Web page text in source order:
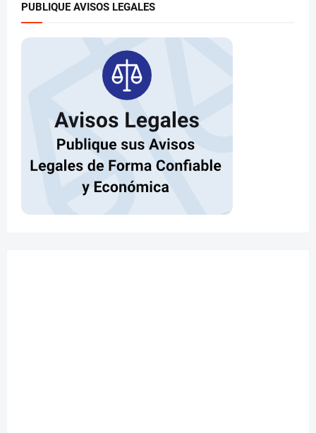
PUBLIQUE AVISOS LEGALES